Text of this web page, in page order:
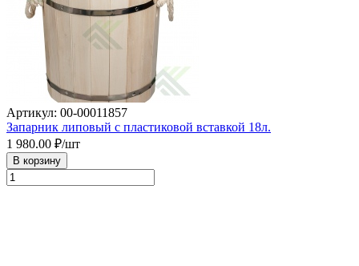
Артикул: 00-00011857
Запарник липовый с пластиковой вставкой 18л.
1 980.00 ₽/шт
В корзину